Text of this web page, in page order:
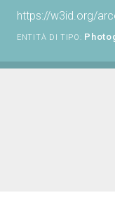
https://w3id.org/
ENTITÀ DI TIPO: